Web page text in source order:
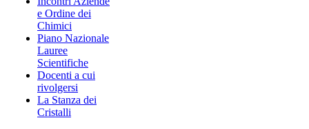
e Ordine dei
Chimici
Piano Nazionale
Lauree
Scientifiche
Docenti a cui
rivolgersi
La Stanza dei
Cristalli